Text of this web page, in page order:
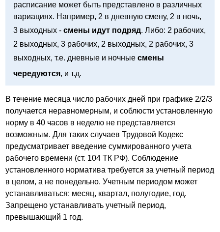
расписание может быть представлено в различных
вариациях. Например, 2 в дневную смену, 2 в ночь,
3 выходных -смены идут подряд. Либо: 2 рабочих,
2 выходных, 3 рабочих, 2 выходных, 2 рабочих, 3
выходных, т.е. дневные и ночныесмены
чередуются, и т.д.
В течение месяца число рабочих дней при графике 2/2/3
получается неравномерным, и соблюсти установленную
норму в 40 часов в неделю не представляется
возможным. Для таких случаев Трудовой Кодекс
предусматривает введение суммированного учета
рабочего времени (ст. 104 ТК РФ). Соблюдение
установленного норматива требуется за учетный период
в целом, а не понедельно. Учетным периодом может
устанавливаться: месяц, квартал, полугодие, год.
Запрещено устанавливать учетный период,
превышающий 1 год.